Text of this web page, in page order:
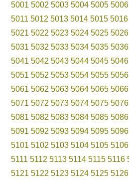
5001 5002 5003 5004 5005 5006
5011 5012 5013 5014 5015 5016
5021 5022 5023 5024 5025 5026
5031 5032 5033 5034 5035 5036
5041 5042 5043 5044 5045 5046
5051 5052 5053 5054 5055 5056
5061 5062 5063 5064 5065 5066
5071 5072 5073 5074 5075 5076
5081 5082 5083 5084 5085 5086
5091 5092 5093 5094 5095 5096
5101 5102 5103 5104 5105 5106
5111 5112 5113 5114 5115 5116
5121 5122 5123 5124 5125 5126